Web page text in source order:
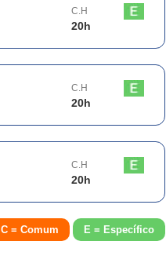
C.H
20h
C.H
20h
C.H
20h
C = Comum E = Específico